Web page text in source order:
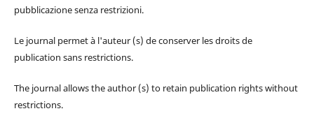
pubblicazione senza restrizioni.
Le journal permet à l'auteur (s) de conserver les droits de
publication sans restrictions.
The journal allows the author (s) to retain publication rights without
restrictions.